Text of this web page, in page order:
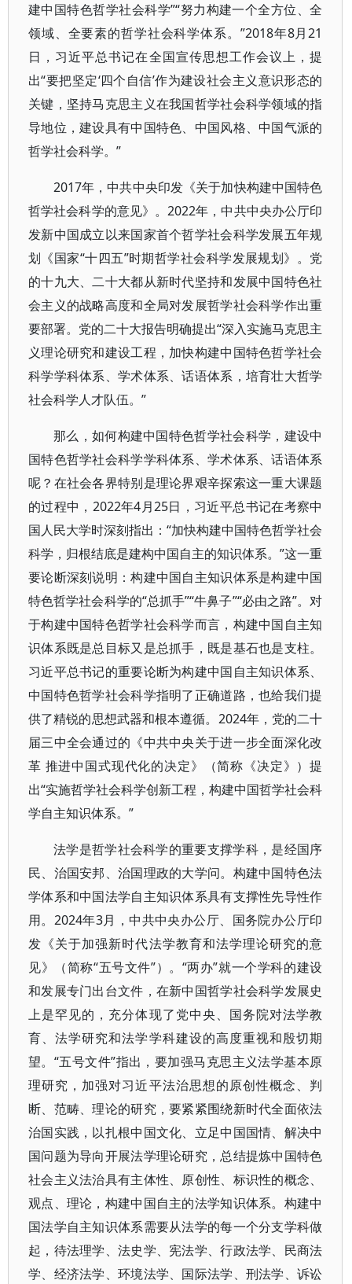
建中国特色哲学社会科学”“努力构建一个全方位、全
领域、全要素的哲学社会科学体系。”2018年8月21
日，习近平总书记在全国宣传思想工作会议上，提
出“要把坚定‘四个自信’作为建设社会主义意识形态的
关键，坚持马克思主义在我国哲学社会科学领域的指
导地位，建设具有中国特色、中国风格、中国气派的
哲学社会科学。”
2017年，中共中央印发《关于加快构建中国特色
哲学社会科学的意见》。2022年，中共中央办公厅印
发新中国成立以来国家首个哲学社会科学发展五年规
划《国家“十四五”时期哲学社会科学发展规划》。党
的十九大、二十大都从新时代坚持和发展中国特色社
会主义的战略高度和全局对发展哲学社会科学作出重
要部署。党的二十大报告明确提出“深入实施马克思主
义理论研究和建设工程，加快构建中国特色哲学社会
科学学科体系、学术体系、话语体系，培育壮大哲学
社会科学人才队伍。”
那么，如何构建中国特色哲学社会科学，建设中
国特色哲学社会科学学科体系、学术体系、话语体系
呢？在社会各界特别是理论界艰辛探索这一重大课题
的过程中，2022年4月25日，习近平总书记在考察中
国人民大学时深刻指出：“加快构建中国特色哲学社会
科学，归根结底是建构中国自主的知识体系。”这一重
要论断深刻说明：构建中国自主知识体系是构建中国
特色哲学社会科学的“总抓手”“牛鼻子”“必由之路”。对
于构建中国特色哲学社会科学而言，构建中国自主知
识体系既是总目标又是总抓手，既是基石也是支柱。
习近平总书记的重要论断为构建中国自主知识体系、
中国特色哲学社会科学指明了正确道路，也给我们提
供了精锐的思想武器和根本遵循。2024年，党的二十
届三中全会通过的《中共中央关于进一步全面深化改
革 推进中国式现代化的决定》（简称《决定》）提
出“实施哲学社会科学创新工程，构建中国哲学社会科
学自主知识体系。”
法学是哲学社会科学的重要支撑学科，是经国序
民、治国安邦、治国理政的大学问。构建中国特色法
学体系和中国法学自主知识体系具有支撑性先导性作
用。2024年3月，中共中央办公厅、国务院办公厅印
发《关于加强新时代法学教育和法学理论研究的意
见》（简称“五号文件”）。“两办”就一个学科的建设
和发展专门出台文件，在新中国哲学社会科学发展史
上是罕见的，充分体现了党中央、国务院对法学教
育、法学研究和法学学科建设的高度重视和殷切期
望。“五号文件”指出，要加强马克思主义法学基本原
理研究，加强对习近平法治思想的原创性概念、判
断、范畴、理论的研究，要紧紧围绕新时代全面依法
治国实践，以扎根中国文化、立足中国国情、解决中
国问题为导向开展法学理论研究，总结提炼中国特色
社会主义法治具有主体性、原创性、标识性的概念、
观点、理论，构建中国自主的法学知识体系。构建中
国法学自主知识体系需要从法学的每一个分支学科做
起，待法理学、法史学、宪法学、行政法学、民商法
学、经济法学、环境法学、国际法学、刑法学、诉讼